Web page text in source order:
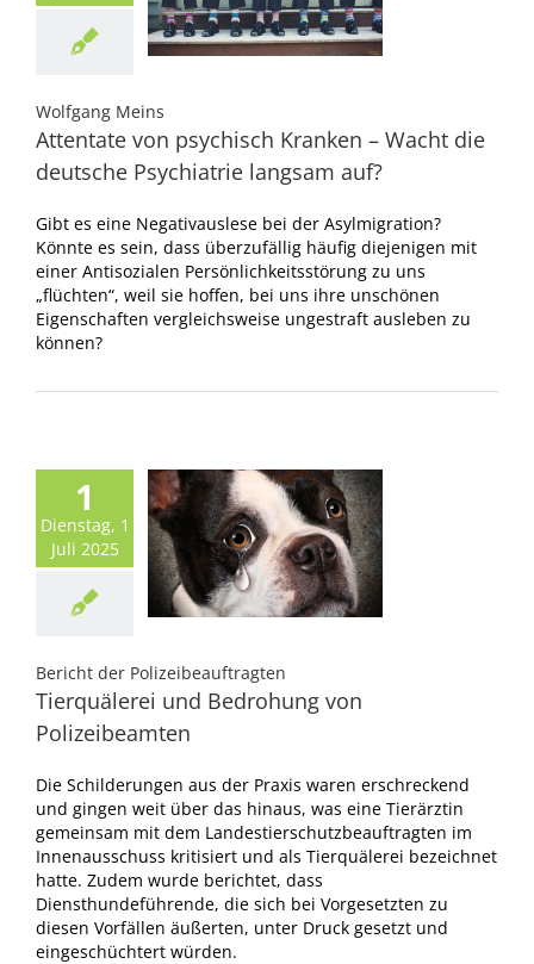
Wolfgang Meins
Attentate von psychisch Kranken – Wacht die
deutsche Psychiatrie langsam auf?
Gibt es eine Negativauslese bei der Asylmigration?
Könnte es sein, dass überzufällig häufig diejenigen mit
einer Antisozialen Persönlichkeitsstörung zu uns
„flüchten“, weil sie hoffen, bei uns ihre unschönen
Eigenschaften vergleichsweise ungestraft ausleben zu
können?
1
Dienstag, 1
Juli 2025
Bericht der Polizeibeauftragten
Tierquälerei und Bedrohung von
Polizeibeamten
Die Schilderungen aus der Praxis waren erschreckend
und gingen weit über das hinaus, was eine Tierärztin
gemeinsam mit dem Landestierschutzbeauftragten im
Innenausschuss kritisiert und als Tierquälerei bezeichnet
hatte. Zudem wurde berichtet, dass
Diensthundeführende, die sich bei Vorgesetzten zu
diesen Vorfällen äußerten, unter Druck gesetzt und
eingeschüchtert würden.